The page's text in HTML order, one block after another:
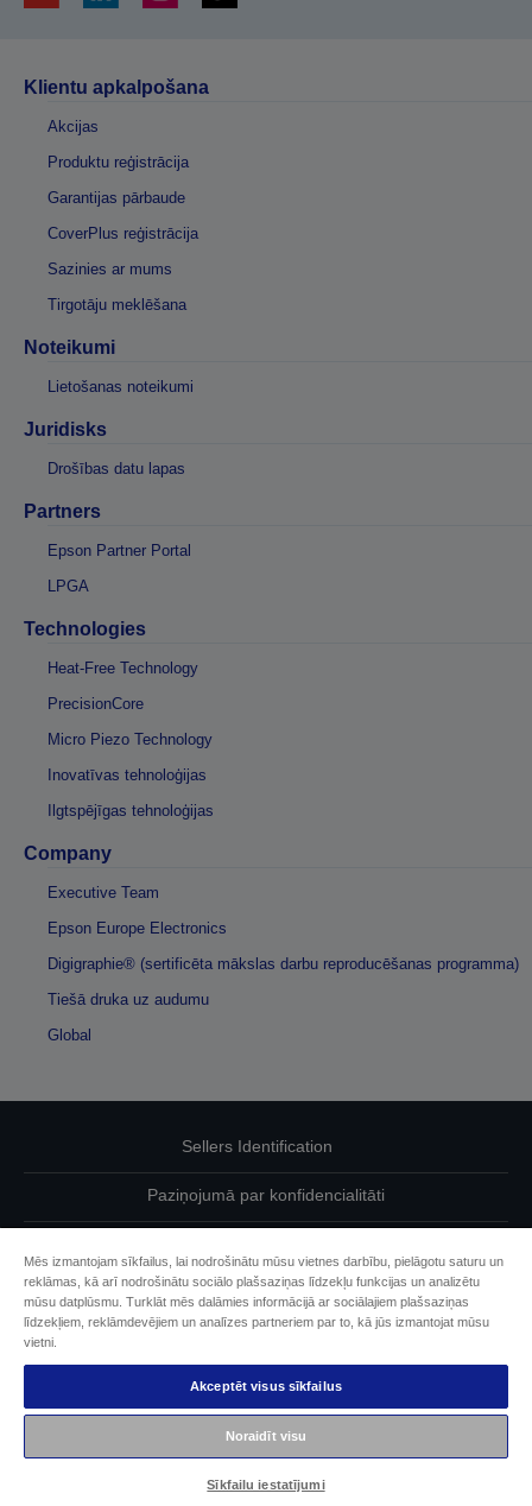
Klientu apkalpošana
Akcijas
Produktu reģistrācija
Garantijas pārbaude
CoverPlus reģistrācija
Sazinies ar mums
Tirgotāju meklēšana
Noteikumi
Lietošanas noteikumi
Juridisks
Drošības datu lapas
Partners
Epson Partner Portal
LPGA
Technologies
Heat-Free Technology
PrecisionCore
Micro Piezo Technology
Inovatīvas tehnoloģijas
Ilgtspējīgas tehnoloģijas
Company
Executive Team
Epson Europe Electronics
Digigraphie® (sertificēta mākslas darbu reproducēšanas programma)
Tiešā druka uz audumu
Global
Sellers Identification
Paziņojumā par konfidencialitāti
Sazinieties ar mums par saviem datiem
Epson apņemšanās pieejamības nodrošināšanā
Autortiesības (c) 2026 Seiko Epson
Mēs izmantojam sīkfailus, lai nodrošinātu mūsu vietnes darbību, pielāgotu saturu un
reklāmas, kā arī nodrošinātu sociālo plašsaziņas līdzekļu funkcijas un analizētu
mūsu datplūsmu. Turklāt mēs dalāmies informācijā ar sociālajiem plašsaziņas
līdzekļiem, reklāmdevējiem un analīzes partneriem par to, kā jūs izmantojat mūsu
vietni.
Akceptēt visus sīkfailus
Noraidīt visu
Sīkfailu iestatījumi